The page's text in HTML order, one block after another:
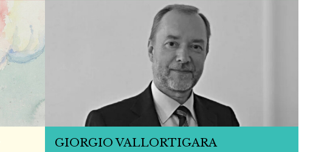
GIORGIO VALLORTIGARA